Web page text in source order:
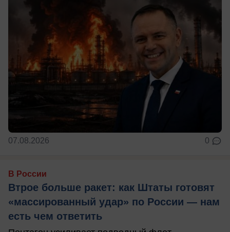
07.08.2026 0
В России
Втрое больше ракет: как Штаты готовят
«массированный удар» по России — нам
есть чем ответить